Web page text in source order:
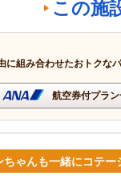
この施
に組み合わせたおトクな
航空券付プラ
ちゃんも一緒にコテー